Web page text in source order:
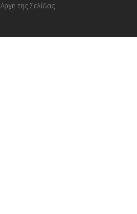
Αρχή της Σελίδας